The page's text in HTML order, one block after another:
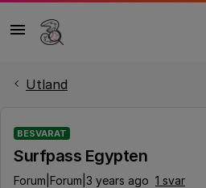
Utland
BESVARAT
Surfpass Egypten
Forum|Forum|3 years ago 1 svar